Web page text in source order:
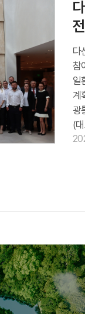
다
참
일
계
광
(
및
소
6
우
기